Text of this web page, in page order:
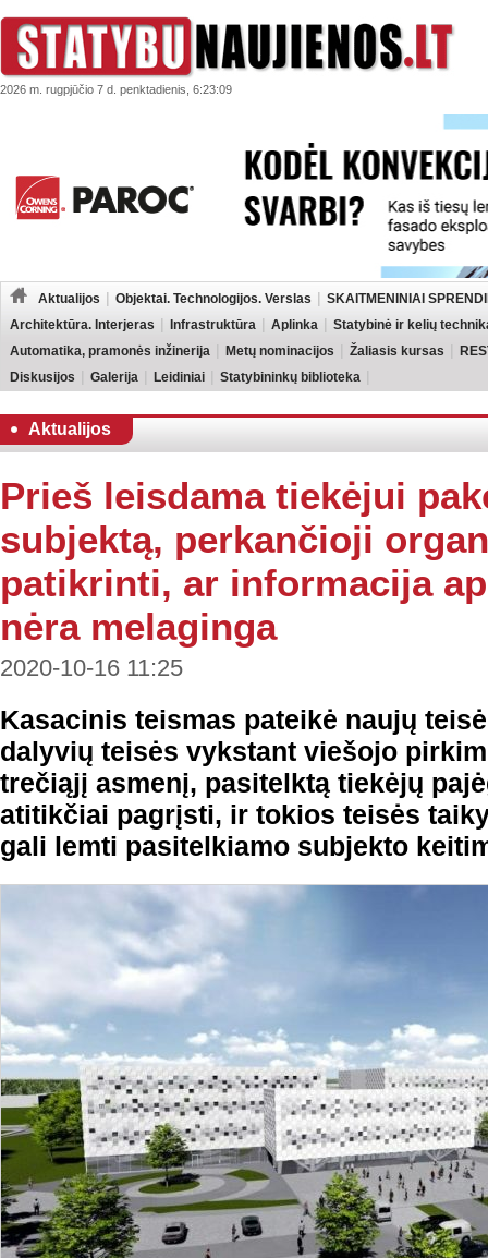
2026 m. rugpjūčio 7 d. penktadienis, 6:23:09
Aktualijos Objektai. Technologijos. Verslas
SKAITMENINIAI
Architektūra. Interjeras
Infrastruktūra Aplinka
Statybinė ir kelių
Automatika, pramonės inžinerija
Metų nominacijos Žaliasis kursas
Diskusijos
Galerija Leidiniai Statybininkų biblioteka
Aktualijos
Prieš leisdama tiekėjui
subjektą, perkančioji
patikrinti, ar informacija
nėra melaginga
2020-10-16 11:25
Kasacinis teismas pateikė naujų
dalyvių teisės vykstant viešojo
trečiąjį asmenį, pasitelktą tiekėjų
atitikčiai pagrįsti, ir tokios teisės
gali lemti pasitelkiamo subjekto